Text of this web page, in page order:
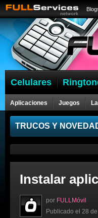
Celulares
Aplicaciones Juegos
Celulares
TRUCOS Y
Instalar
por FULLMóvil
Publicado el 28